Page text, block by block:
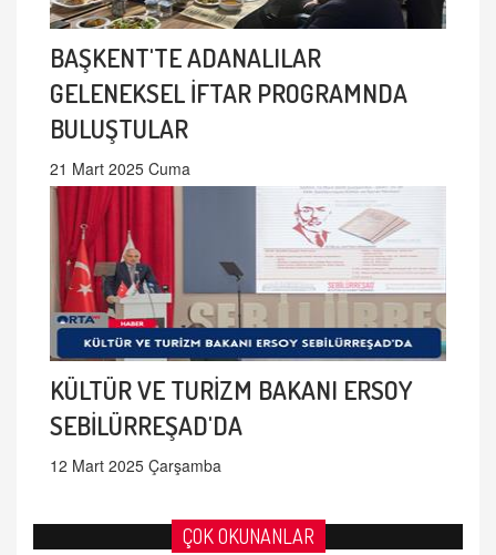
BAŞKENT'TE ADANALILAR
GELENEKSEL İFTAR PROGRAMNDA
BULUŞTULAR
21 Mart 2025 Cuma
KÜLTÜR VE TURİZM BAKANI ERSOY
SEBİLÜRREŞAD'DA
12 Mart 2025 Çarşamba
ÇOK OKUNANLAR